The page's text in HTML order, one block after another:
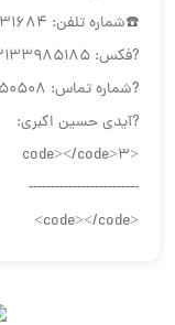
☎️شماره تلفن: 02133531684
?فکس: 02133985185
?شماره تماس: 09122750508
?آیدی حسین اکبری:
<code></code>3
-------------------------
<code></code>